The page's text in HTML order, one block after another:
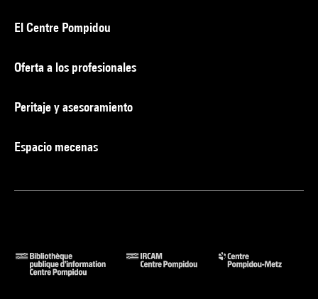
El Centre Pompidou
Oferta a los profesionales
Peritaje y asesoramiento
Espacio mecenas